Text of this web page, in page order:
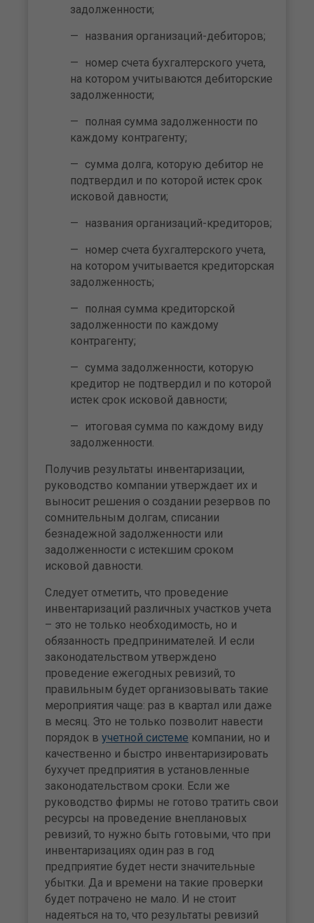
задолженности;
названия организаций-дебиторов;
номер счета бухгалтерского учета,
на котором учитываются дебиторские
задолженности;
полная сумма задолженности по
каждому контрагенту;
сумма долга, которую дебитор не
подтвердил и по которой истек срок
исковой давности;
названия организаций-кредиторов;
номер счета бухгалтерского учета,
на котором учитывается кредиторская
задолженность;
полная сумма кредиторской
задолженности по каждому
контрагенту;
сумма задолженности, которую
кредитор не подтвердил и по которой
истек срок исковой давности;
итоговая сумма по каждому виду
задолженности.
Получив результаты инвентаризации,
руководство компании утверждает их и
выносит решения о создании резервов по
сомнительным долгам, списании
безнадежной задолженности или
задолженности с истекшим сроком
исковой давности.
Следует отметить, что проведение
инвентаризаций различных участков учета
– это не только необходимость, но и
обязанность предпринимателей. И если
законодательством утверждено
проведение ежегодных ревизий, то
правильным будет организовывать такие
мероприятия чаще: раз в квартал или даже
в месяц. Это не только позволит навести
порядок в учетной системе компании, но и
качественно и быстро инвентаризировать
бухучет предприятия в установленные
законодательством сроки. Если же
руководство фирмы не готово тратить свои
ресурсы на проведение внеплановых
ревизий, то нужно быть готовыми, что при
инвентаризациях один раз в год
предприятие будет нести значительные
убытки. Да и времени на такие проверки
будет потрачено не мало. И не стоит
надеяться на то, что результаты ревизий